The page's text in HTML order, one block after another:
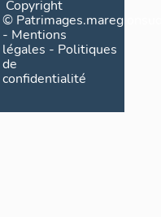
Copyright
©
- Mentions
légales - Politiques
de
confidentialité